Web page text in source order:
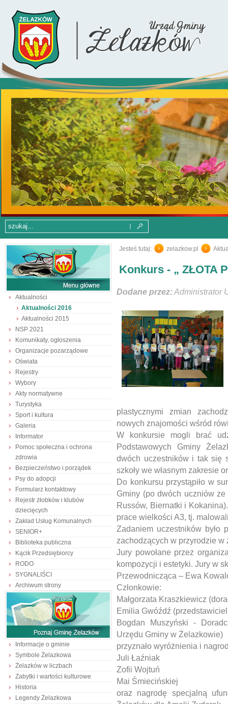
Aktualności
Aktualności 2016
Aktualności 2015
NSP 2021
Komunikaty, ogłoszenia
Organizacje pozarządowe
Oświata
Rejestry
Wybory
Akty normatywne
Turystyka
Sport i kultura
Galeria
Informator
Pomoc społeczna i ochrona
zdrowia
Bezpieczeństwo i porządek
Psy do adopcji
Formularz kontaktowy
Rejestr żłobków i klubów
dziecięcych
Zakład Usług Komunalnych
SENIOR+
Biblioteka publiczna
Kącik Przedsiębiorcy
RODO
SYGNALIŚCI
Archiwum strony
Informacje o gminie
Symbole Żelazkowa
Żelazków w liczbach
Zabytki i wartości kulturowe
Historia
Legendy Żelazkowa
Jesteś tutaj: zelazkow.pl
Konkurs - „ ZŁOTA
Dodane przez:Administrator
plastycznymi zmian
nowych znajomości wśród
W konkursie mogli brać
Podstawowych Gminy
dwóch uczestników i tak się
szkoły we własnym zakresie
Do konkursu przystąpiło w
Gminy (po dwóch uczniów ze
Russów, Biernatki i
prace wielkości A3, tj.
Zadaniem uczestników było
zachodzących w przyrodzie
Jury powołane przez
kompozycji i estetyki. Jury w
Przewodnicząca – Ewa
Członkowie:
Małgorzata Kraszkiewicz
Emilia Gwóźdź
Bogdan Muszyński -
Urzędu Gminy w Żelazkowie)
przyznało wyróżnienia i
Juli Łaźniak
Zofii Wojtuń
Mai Śmiecińskiej
oraz nagrodę specjalną